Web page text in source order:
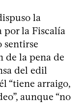
la
la Fiscalía
sentirse
de la pena de
del edil
“tiene arraigo,
aunque “no